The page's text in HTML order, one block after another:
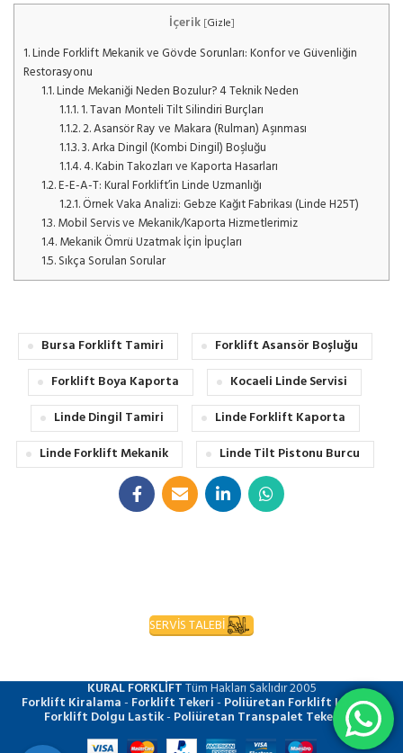
İçerik [Gizle]
1.Linde Forklift Mekanik ve Gövde Sorunları: Konfor ve Güvenliğin
Restorasyonu
1.1.Linde Mekaniği Neden Bozulur? 4 Teknik Neden
1.1.1.1. Tavan Monteli Tilt Silindiri Burçları
1.1.2.2. Asansör Ray ve Makara (Rulman) Aşınması
1.1.3.3. Arka Dingil (Kombi Dingil) Boşluğu
1.1.4.4. Kabin Takozları ve Kaporta Hasarları
1.2.E-E-A-T: Kural Forklift’in Linde Uzmanlığı
1.2.1.Örnek Vaka Analizi: Gebze Kağıt Fabrikası (Linde H25T)
1.3.Mobil Servis ve Mekanik/Kaporta Hizmetlerimiz
1.4.Mekanik Ömrü Uzatmak İçin İpuçları
1.5.Sıkça Sorulan Sorular
Bursa Forklift Tamiri
Forklift Asansör Boşluğu
Forklift Boya Kaporta
Kocaeli Linde Servisi
Linde Dingil Tamiri
Linde Forklift Kaporta
Linde Forklift Mekanik
Linde Tilt Pistonu Burcu
SERVİS TALEBİ
KURAL FORKLİFTTüm Hakları Saklıdır2005
Forklift Kiralama- Forklift Tekeri- Poliüretan Forklift Lastiği-
Forklift Dolgu Lastik- Poliüretan Transpalet Tekerleği